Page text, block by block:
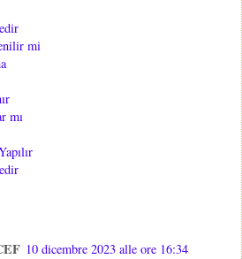
mi
mı
10 dicembre 2023 alle ore 16:34